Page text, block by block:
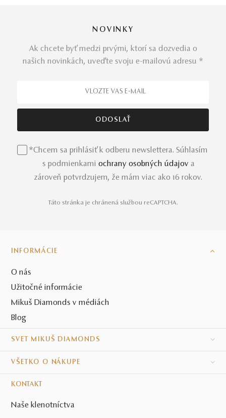
NOVINKY
Ak chcete byť medzi prvými, ktorí sa dozvedia o
našich novinkách, uveďte svoju e-mailovú adresu *
*Chcem sa prihlásiť k odberu newslettera. Súhlasím
s podmienkami ochrany osobných údajov a
zároveň potvrdzujem, že mám viac ako 16 rokov.
Táto stránka je chránená službou reCAPTCHA.
INFORMÁCIE
O nás
Užitočné informácie
Mikuš Diamonds v médiách
Blog
SVET MIKUŠ DIAMONDS
VŠETKO O NÁKUPE
KONTAKT
Naše klenotníctva